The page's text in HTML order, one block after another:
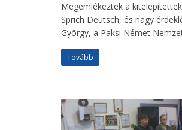
Megemlékeztek a
Sprich Deutsch, és nagy
György, a Paksi Német
Tovább